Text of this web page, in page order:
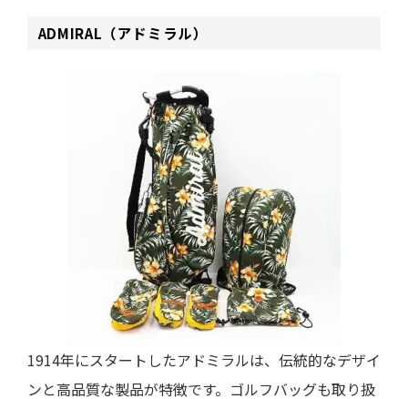
ADMIRAL（アドミラル）
1914年にスタートしたアドミラルは、伝統的なデザイ
ンと高品質な製品が特徴です。ゴルフバッグも取り扱